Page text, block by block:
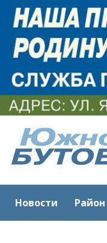
Новости Район